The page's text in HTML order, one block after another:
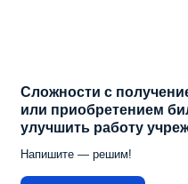
Сложности с
или приобретением
улучшить работу
Напишите — решим!